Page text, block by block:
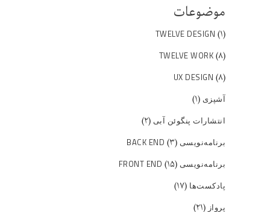
موضوعات
TWELVE DESIGN (۱)
TWELVE WORK (۸)
UX DESIGN (۸)
آشپزی (۱)
انتشارات پنگوئن آبی (۲)
برنامه‌نویسی BACK END (۳)
برنامه‌نویسی FRONT END (۱۵)
پادکست‌ها (۱۷)
پرواز (۲۱)